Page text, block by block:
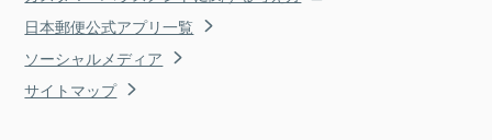
日本郵便公式アプリ一覧
ソーシャルメディア
サイトマップ